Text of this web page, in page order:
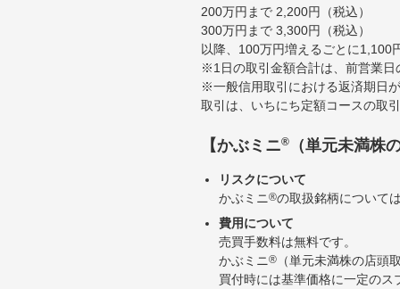
200万円まで 2,200円（税込）
300万円まで 3,300円（税込）
以降、100万円増えるごとに1,100
※1日の取引金額合計は、前営業日
※一般信用取引における返済期日
取引は、いちにち定額コースの取
【かぶミニ® （単元未満株
リスクについて
かぶミニ®の取扱銘柄について
費用について
売買手数料は無料です。
かぶミニ®
（単元未満株の店頭
買付時には基準価格に一定の